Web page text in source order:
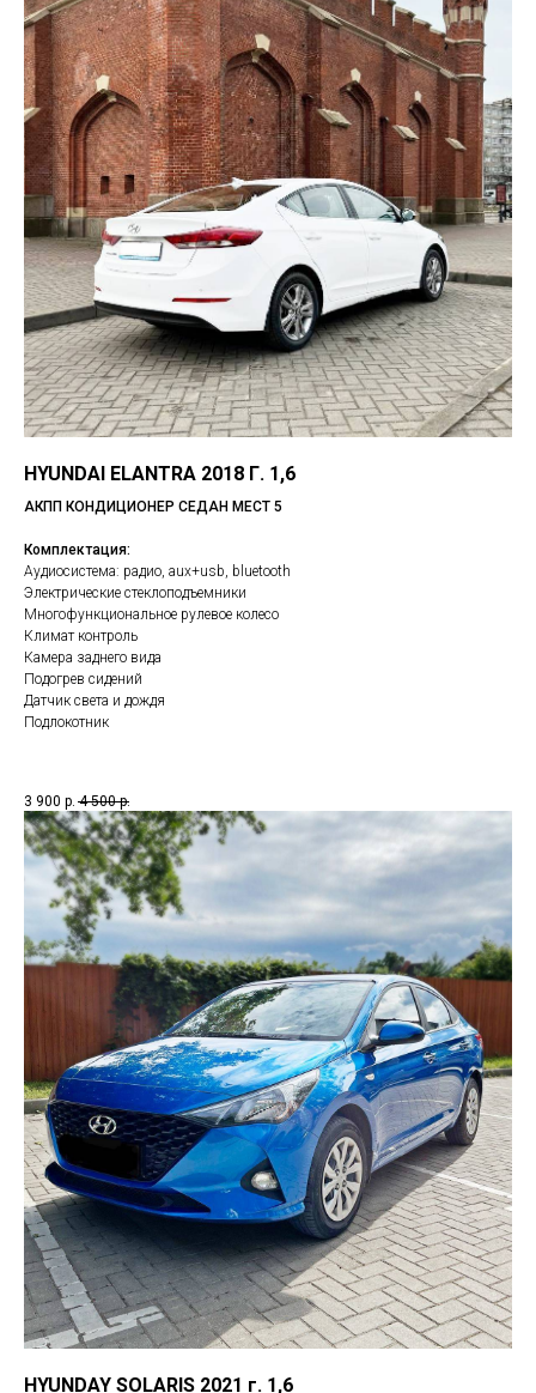
HYUNDAI ELANTRA 2018 Г. 1,6
АКПП КОНДИЦИОНЕР СЕДАН МЕСТ 5
Комплектация:
Аудиосистема: радио, aux+usb, bluetooth
Электрические стеклоподъемники
Многофункциональное рулевое колесо
Климат контроль
Камера заднего вида
Подогрев сидений
Датчик света и дождя
Подлокотник
3 900 р. 4 500 р.
HYUNDAY SOLARIS 2021 г. 1,6